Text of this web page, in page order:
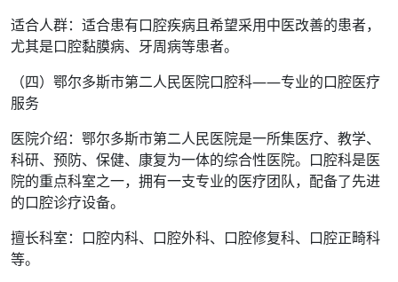
适合人群：适合患有口腔疾病且希望采用中医改善的患者，
尤其是口腔黏膜病、牙周病等患者。
（四）鄂尔多斯市第二人民医院口腔科——专业的口腔医疗
服务
医院介绍：鄂尔多斯市第二人民医院是一所集医疗、教学、
科研、预防、保健、康复为一体的综合性医院。口腔科是医
院的重点科室之一，拥有一支专业的医疗团队，配备了先进
的口腔诊疗设备。
擅长科室：口腔内科、口腔外科、口腔修复科、口腔正畸科
等。